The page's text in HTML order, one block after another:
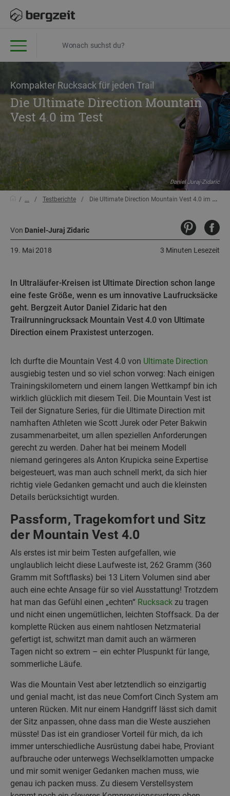
Kompakter Rucksack für jeden Trail
Die Ultimate Direction Mountain
Vest 4.0 im Test
Daniel Juraj-Zidaric
... Testberichte Die Ultimate Direction Mountain Vest 4.0 im Test
Von Daniel-Juraj Zidaric
3 Minuten Lesezeit
19. Mai 2018
In Ultraläufer-Kreisen ist Ultimate Direction schon lange
eine feste Größe, wenn es um innovative Laufrucksäcke
geht. Bergzeit Autor Daniel Zidaric hat den
Trailrunningrucksack Mountain Vest 4.0 von Ultimate
Direction einem Praxistest unterzogen.
Ich durfte die Mountain Vest 4.0 von Ultimate Direction
ausgiebig testen und so viel schon vorweg: Nach einigen
Trainingskilometern und einem langen Wettkampf bin ich
wirklich glücklich mit diesem Teil. Die Mountain Vest ist
Teil der Signature Series, für die Ultimate Direction mit
namhaften Athleten wie Scott Jurek oder Peter Bakwin
zusammenarbeitet, um allen speziellen Anforderungen
gerecht zu werden. Daher hat bei meinem Modell
niemand geringeres als Anton Krupicka seine Expertise
beigesteuert, was man auch schnell merkt, da sich hier
richtig viele Gedanken gemacht und auch die kleinsten
Details berücksichtigt wurden.
Passform, Tragekomfort und Sitz
der Mountain Vest 4.0
Als erstes ist mir beim Testen aufgefallen, wie
unglaublich leicht diese Laufweste ist, 262 Gramm (360
Gramm mit Softflasks) bei 13 Litern Volumen sind aber
auch eine echte Ansage für so viel Ausstattung! Trotzdem
hat man das Gefühl einen „echten“ Rucksack zu tragen
und nicht einen ungemütlichen, leichten Stoffsack. Da der
komplette Rücken aus einem nahtlosen Netzmaterial
gefertigt ist, schwitzt man damit auch an wärmeren
Tagen nicht so extrem – ein echter Pluspunkt für lange,
sommerliche Läufe.
Was die Mountain Vest aber letztendlich so einzigartig
und genial macht, ist das neue Comfort Cinch System am
unteren Rücken. Mit nur einem Handgriff lässt sich damit
der Sitz anpassen, ohne dass man die Weste ausziehen
müsste! Das ist ein grandioser Vorteil für mich, da ich
immer unterschiedliche Ausrüstung dabei habe, Proviant
aufbrauche oder unterwegs Wechselklamotten umpacke
und mir somit weniger Gedanken machen muss, wie
genau ich packen muss. Zu diesem Verstellsystem